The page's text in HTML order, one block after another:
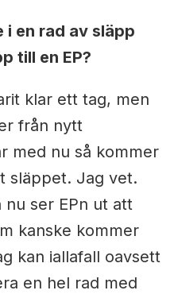
i en rad av släpp
till en EP?
klar ett tag, men
från nytt
med nu så kommer
släppet. Jag vet.
ser EPn ut att
kanske kommer
kan iallafall oavsett
en hel rad med